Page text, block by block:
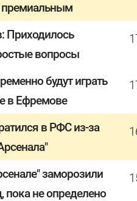
премиальным
Приходилось
вопросы
будут играть
в Ефремове
в РФС из-за
заморозили
пока не определено